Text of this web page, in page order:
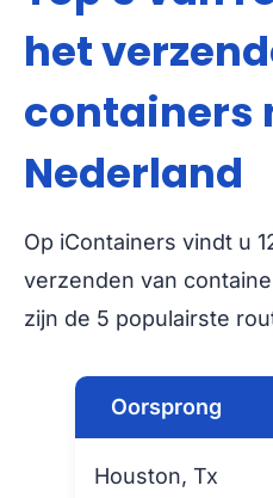
het
containers
Nederland
Op iContainers vindt u
verzenden van
zijn de 5 populairste
Oorsprong
Houston, Tx